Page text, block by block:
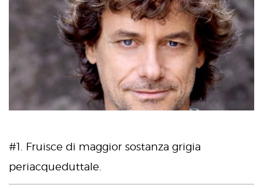
#1. Fruisce di maggior sostanza grigia
periacqueduttale.